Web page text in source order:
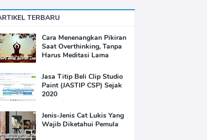
TERBARU
Cara Menenangkan Pikiran
Saat Overthinking, Tanpa
Harus Meditasi Lama
Jasa Titip Beli Clip Studio
Paint (JASTIP CSP) Sejak
2020
Jenis-Jenis Cat Lukis Yang
Wajib Diketahui Pemula